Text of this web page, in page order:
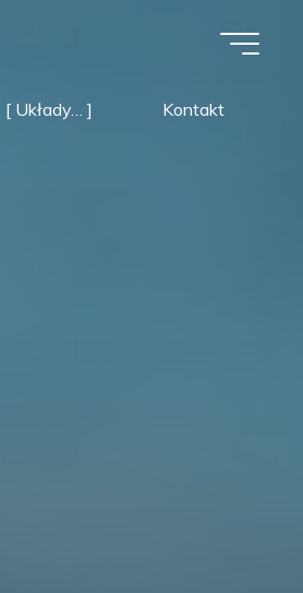
[ Układy… ] Kontakt